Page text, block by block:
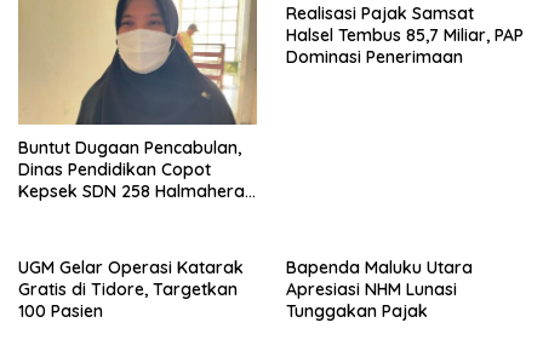
Buntut Dugaan Pencabulan,
Dinas Pendidikan Copot
Kepsek SDN 258 Halmahera
Realisasi Pajak Samsat
Halsel Tembus 85,7 Miliar, PAP
Dominasi Penerimaan
UGM Gelar Operasi Katarak
Gratis di Tidore, Targetkan
100 Pasien
Bapenda Maluku Utara
Apresiasi NHM Lunasi
Tunggakan Pajak